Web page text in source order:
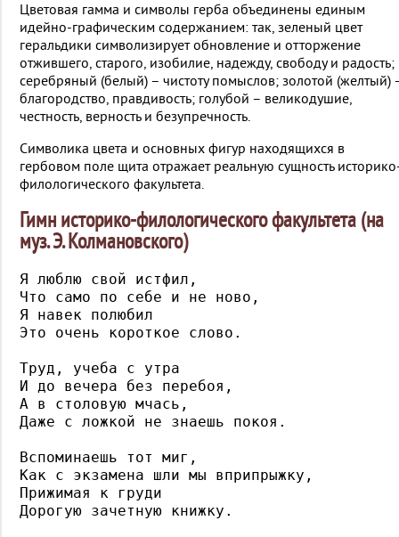
Цветовая гамма и символы герба объединены единым
идейно-графическим содержанием: так, зеленый цвет
геральдики символизирует обновление и отторжение
отжившего, старого, изобилие, надежду, свободу и радость;
серебряный (белый) – чистоту помыслов; золотой (желтый)
благородство, правдивость; голубой – великодушие,
честность, верность и безупречность.
Символика цвета и основных фигур находящихся в
гербовом поле щита отражает реальную сущность
филологического факультета.
Гимн историко-филологического факультета (на
муз. Э. Колмановского)
Я люблю свой истфил,
Что само по себе и не ново,
Я навек полюбил
Это очень короткое слово.
Труд, учеба с утра
И до вечера без перебоя,
А в столовую мчась,
Даже с ложкой не знаешь покоя.
Вспоминаешь тот миг,
Как с экзамена шли мы вприпрыжку,
Прижимая к груди
Дорогую зачетную книжку.